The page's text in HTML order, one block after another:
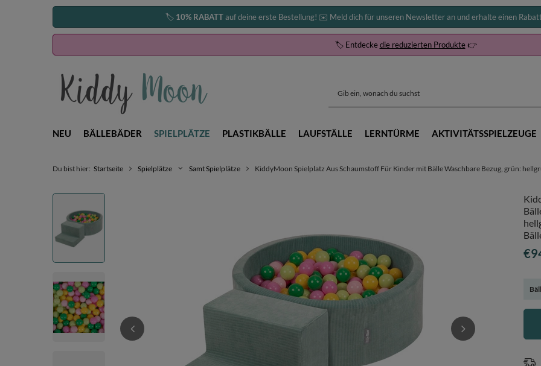
🏷️ 10% RABATTauf deine erste Bestellung! ✉️ Meld dich für unseren Newsletter an und erhalte einen
🏷️ Entdeckedie reduzierten Produkte👉
NEU BÄLLEBÄDER SPIELPLÄTZE PLASTIKBÄLLE LAUFSTÄLLE LERNTÜRME AKTIVITÄTSSPIELZEUGE
Du bist hier: Startseite Spielplätze Samt Spielplätze KiddyMoon Spielplatz Aus Schaumstoff Für Kinder mit Bälle Waschbare Bezug, grün: